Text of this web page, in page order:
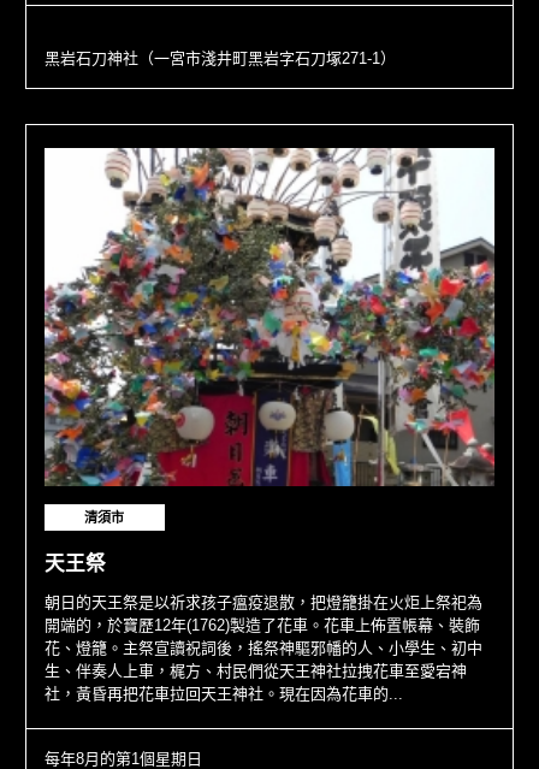
黑岩石刀神社（一宮市淺井町黑岩字石刀塚271-1）
清須市
天王祭
朝日的天王祭是以祈求孩子瘟疫退散，把燈籠掛在火炬上祭祀為
開端的，於寶歷12年(1762)製造了花車。花車上佈置帳幕、裝飾
花、燈籠。主祭宣讀祝詞後，搖祭神驅邪幡的人、小學生、初中
生、伴奏人上車，梶方、村民們從天王神社拉拽花車至愛宕神
社，黃昏再把花車拉回天王神社。現在因為花車的...
每年8月的第1個星期日